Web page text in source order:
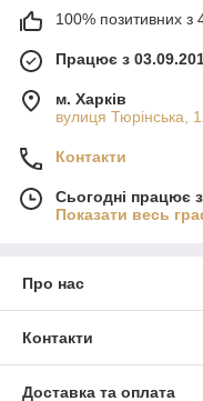
100% позитивних з
Працює з
м. Харків
вулиця Тюрінська,
Контакти
Сьогодні працює
Показати весь
Про нас
Контакти
Доставка та оплата